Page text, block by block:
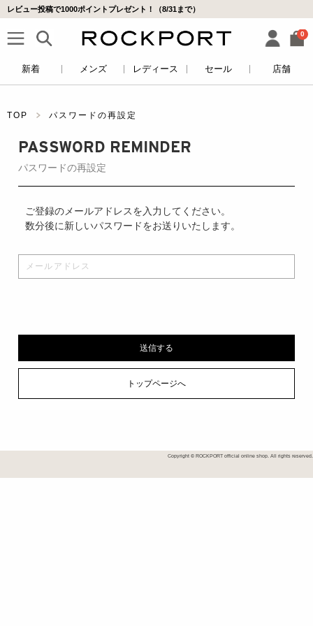
レビュー投稿で1000ポイントプレゼント！（8/31まで）
0
新着 メンズ レディース セール 店舗
TOP パスワードの再設定
PASSWORD REMINDER
パスワードの再設定
ご登録のメールアドレスを入力してください。
数分後に新しいパスワードをお送りいたします。
トップページへ
Copyright © ROCKPORT official online shop. All rights reserved.